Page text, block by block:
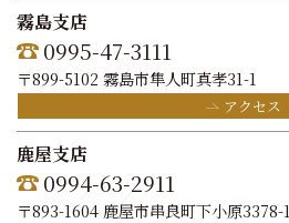
霧島支店
0995-47-3111
〒899-5102 霧島市隼人町真孝31-1
アクセス
鹿屋支店
0994-63-2911
〒893-1604 鹿屋市串良町下小原3378-1